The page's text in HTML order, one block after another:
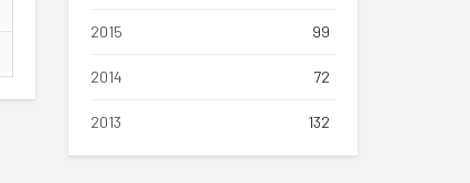
2015 99
2014 72
2013 132